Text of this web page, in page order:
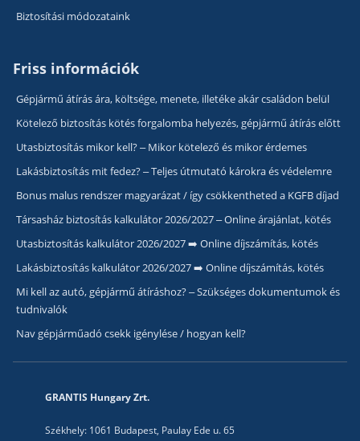
Biztosítási módozataink
Friss információk
Gépjármű átírás ára, költsége, menete, illetéke akár családon belül
Kötelező biztosítás kötés forgalomba helyezés, gépjármű átírás előtt
Utasbiztosítás mikor kell? – Mikor kötelező és mikor érdemes
Lakásbiztosítás mit fedez? – Teljes útmutató károkra és védelemre
Bonus malus rendszer magyarázat / így csökkentheted a KGFB díjad
Társasház biztosítás kalkulátor 2026/2027 – Online árajánlat, kötés
Utasbiztosítás kalkulátor 2026/2027 ➡️ Online díjszámítás, kötés
Lakásbiztosítás kalkulátor 2026/2027 ➡️ Online díjszámítás, kötés
Mi kell az autó, gépjármű átíráshoz? – Szükséges dokumentumok és
tudnivalók
Nav gépjárműadó csekk igénylése / hogyan kell?
GRANTIS Hungary Zrt.
Székhely: 1061 Budapest, Paulay Ede u. 65